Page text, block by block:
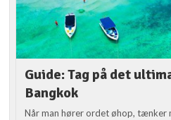
Guide: Tag på det
Bangkok
Når man hører ordet øhop, tænker